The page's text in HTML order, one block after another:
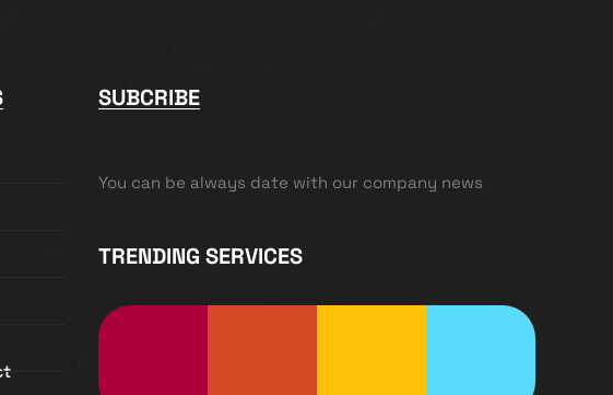
SUBCRIBE
You can be always date with our company news
TRENDING SERVICES